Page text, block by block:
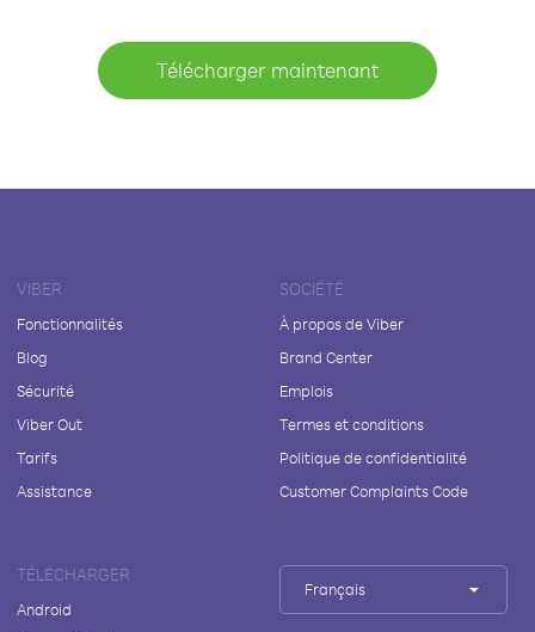
Télécharger maintenant
VIBER
Fonctionnalités
Blog
Sécurité
Viber Out
Tarifs
Assistance
SOCIÉTÉ
À propos de Viber
Brand Center
Emplois
Termes et conditions
Politique de confidentialité
Customer Complaints Code
TÉLÉCHARGER
Android
Français